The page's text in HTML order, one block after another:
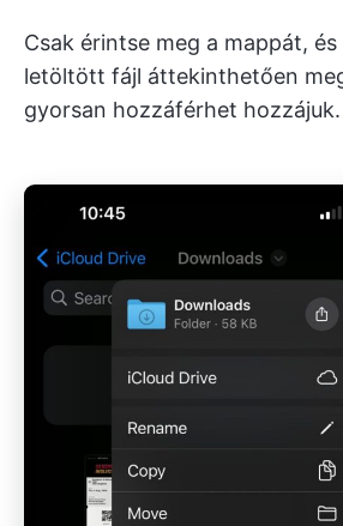
Csak érintse meg a mappát, és
letöltött fájl áttekinthetően
gyorsan hozzáférhet hozzájuk.